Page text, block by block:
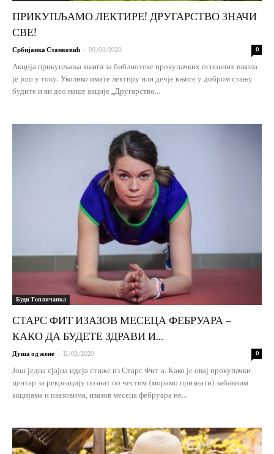
ПРИКУПЉАМО ЛЕКТИРЕ! ДРУГАРСТВО ЗНАЧИ
СВЕ!
Србијанка Станковић - 09/03/2020 0
Акција прикупљања књига за библиотеке прокупачких основних школа
је још у току. Уколико имате лектиру или дечје књиге у добром стању
будите и ви део наше акције „Другарство...
Буди Топличанка
СТАРС ФИТ ИЗАЗОВ МЕСЕЦА ФЕБРУАРА –
КАКО ДА БУДЕТЕ ЗДРАВИ И...
Душа од жене - 11/02/2020 0
Још једна сјајна идеја стиже из Старс Фит-а. Како је овај прокупачки
центар за рекреацију познат по честим (морамо признати) забавним
акцијама и изазовима, изазов месеца фебруара не...